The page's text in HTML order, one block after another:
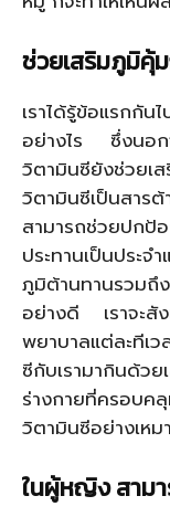
ช่วยเสริมภูมิคุ้
เราได้รู้ข้อแรกกัน
อย่างไร ซึ่งนอกจ
วิตามินซียังช่วย
วิตามินซีเป็นสาร
สามารถช่วยปก
ประทานเป็นประจ
ภูมิต้านทานรวมถึ
อย่างดี เราจะสั
พยาบาลแต่ละทีเ
ซีกับเรามากินด้
ร่างกายที่ครอบค
วิตามินซีอย่างเหม
ในผู้หญิง สามา